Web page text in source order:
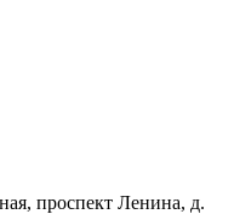
проспект Ленина, д.